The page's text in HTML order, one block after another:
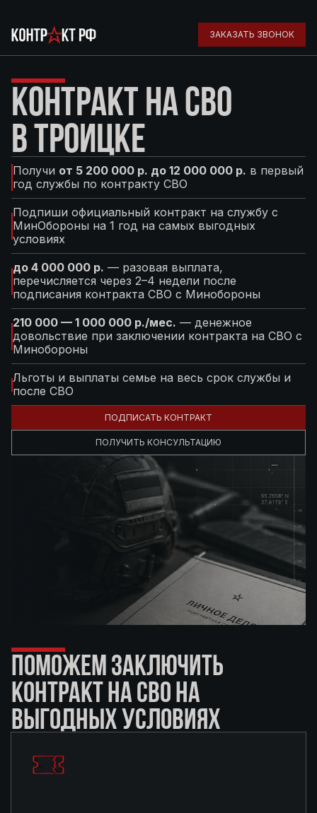
ЗАКАЗАТЬ ЗВОНОК
КОНТРАКТ НА СВО
В ТРОИЦКЕ
Получи от 5 200 000 р. до 12 000 000 р. в первый
год службы по контракту СВО
Подпиши официальный контракт на службу с
МинОбороны на 1 год на самых выгодных
условиях
до 4 000 000 р. — разовая выплата,
перечисляется через 2–4 недели после
подписания контракта СВО с Минобороны
210 000 — 1 000 000 р./мес. — денежное
довольствие при заключении контракта на СВО с
Минобороны
Льготы и выплаты семье на весь срок службы и
после СВО
ПОДПИСАТЬ КОНТРАКТ
ПОЛУЧИТЬ КОНСУЛЬТАЦИЮ
ПОМОЖЕМ ЗАКЛЮЧИТЬ
КОНТРАКТ НА СВО НА
ВЫГОДНЫХ УСЛОВИЯХ